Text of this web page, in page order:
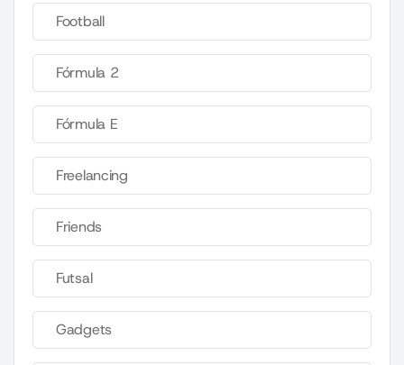
Football
Fórmula 2
Fórmula E
Freelancing
Friends
Futsal
Gadgets